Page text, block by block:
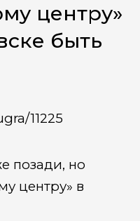
центру»
быть
11225
позади, но
центру» в